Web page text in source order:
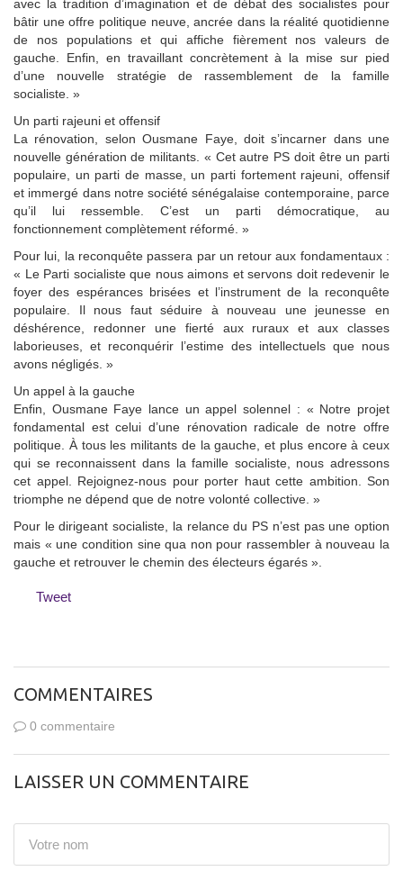
avec la tradition d’imagination et de débat des socialistes pour
bâtir une offre politique neuve, ancrée dans la réalité quotidienne
de nos populations et qui affiche fièrement nos valeurs de
gauche. Enfin, en travaillant concrètement à la mise sur pied
d’une nouvelle stratégie de rassemblement de la famille
socialiste. »
Un parti rajeuni et offensif
La rénovation, selon Ousmane Faye, doit s’incarner dans une
nouvelle génération de militants. « Cet autre PS doit être un parti
populaire, un parti de masse, un parti fortement rajeuni, offensif
et immergé dans notre société sénégalaise contemporaine, parce
qu’il lui ressemble. C’est un parti démocratique, au
fonctionnement complètement réformé. »
Pour lui, la reconquête passera par un retour aux fondamentaux :
« Le Parti socialiste que nous aimons et servons doit redevenir le
foyer des espérances brisées et l’instrument de la reconquête
populaire. Il nous faut séduire à nouveau une jeunesse en
déshérence, redonner une fierté aux ruraux et aux classes
laborieuses, et reconquérir l’estime des intellectuels que nous
avons négligés. »
Un appel à la gauche
Enfin, Ousmane Faye lance un appel solennel : « Notre projet
fondamental est celui d’une rénovation radicale de notre offre
politique. À tous les militants de la gauche, et plus encore à ceux
qui se reconnaissent dans la famille socialiste, nous adressons
cet appel. Rejoignez-nous pour porter haut cette ambition. Son
triomphe ne dépend que de notre volonté collective. »
Pour le dirigeant socialiste, la relance du PS n’est pas une option
mais « une condition sine qua non pour rassembler à nouveau la
gauche et retrouver le chemin des électeurs égarés ».
Tweet
COMMENTAIRES
0 commentaire
LAISSER UN COMMENTAIRE